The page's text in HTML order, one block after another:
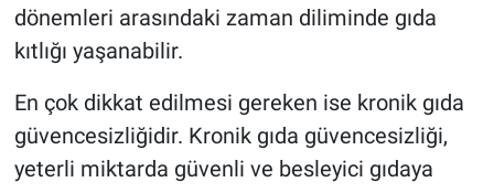
dönemleri arasındaki zaman diliminde gıda
kıtlığı yaşanabilir.
En çok dikkat edilmesi gereken ise kronik gıda
güvencesizliğidir. Kronik gıda güvencesizliği,
yeterli miktarda güvenli ve besleyici gıdaya